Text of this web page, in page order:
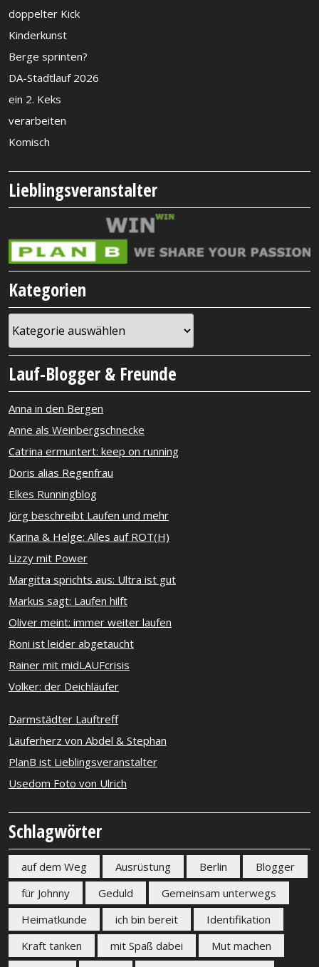
doppelter Kick
Kinderkunst
Berge sprinten?
DA-Stadtlauf 2026
ein 2. Keks
verarbeiten
Komisch
Lieblingsveranstalter
Kategorien
Lauf-Blogger & Freunde
Anna in den Bergen
Anne als Weinbergschnecke
Catrina ermuntert: keep on running
Doris alias Regenfrau
Elkes Runningblog
Jörg beschreibt Laufen und mehr
Karina & Helge: Alles auf ROT(H)
Lizzy mit Power
Margitta sprichts aus: Ultra ist gut
Markus sagt: Laufen hilft
Oliver meint: immer weiter laufen
Roni ist leider abgetaucht
Rainer mit midLAUFcrisis
Volker: der Deichläufer
Darmstädter Lauftreff
Läuferherz von Abdel & Stephan
PlanB ist Lieblingsveranstalter
Usedom Foto von Ulrich
Schlagwörter
auf dem Weg Ausrüstung Berlin
Blogger
für Johnny
Geduld
Gemeinsam unterwegs
Heimatkunde
ich bin bereit
Identifikation
Kraft tanken
mit Spaß dabei
Mut machen